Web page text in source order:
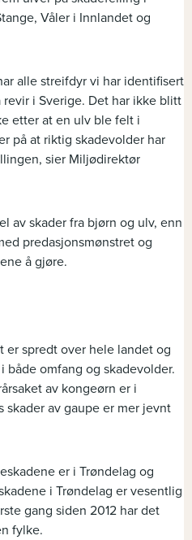
Våler i Innlandet og
alle streifdyr vi har identifisert
i Sverige. Det har ikke blitt
etter at en ulv ble felt i
på at riktig skadevolder har
sier Miljødirektør
av skader fra bjørn og ulv, enn
predasjonsmønstret og
å gjøre.
er spredt over hele landet og
både omfang og skadevolder.
av kongeørn er i
skader av gaupe er mer jevnt
er i Trøndelag og
i Trøndelag er vesentlig
gang siden 2012 har det
fylke.